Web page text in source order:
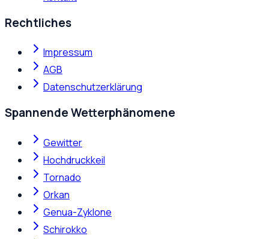
Rechtliches
Impressum
AGB
Datenschutzerklärung
Spannende Wetterphänomene
Gewitter
Hochdruckkeil
Tornado
Orkan
Genua-Zyklone
Schirokko